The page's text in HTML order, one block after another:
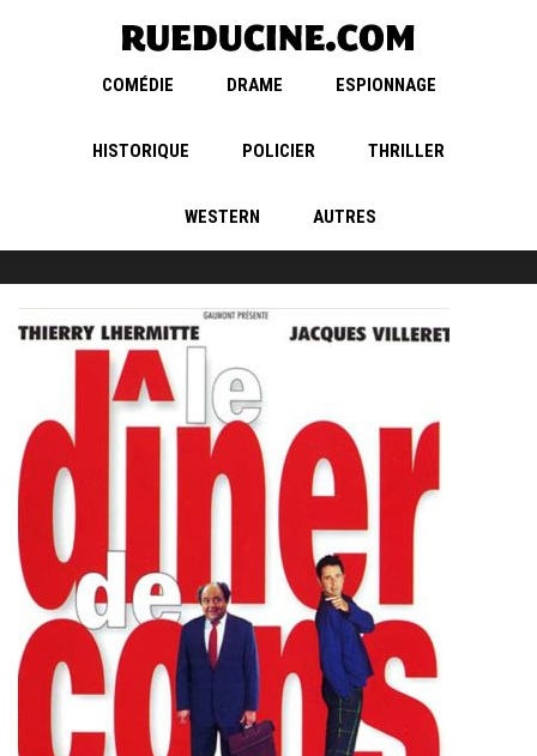
COMÉDIE DRAME ESPIONNAGE
HISTORIQUE POLICIER THRILLER
WESTERN AUTRES